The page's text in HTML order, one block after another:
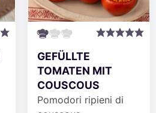
GEFÜLLTE
TOMATEN MIT
COUSCOUS
Pomodori ripieni di